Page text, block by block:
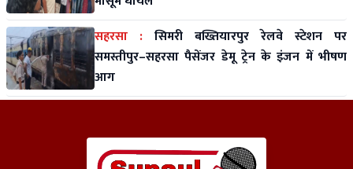
सहरसा : सिमरी बख्तियारपुर रेलवे स्टेशन पर
समस्तीपुर–सहरसा पैसेंजर डेमू ट्रेन के इंजन में भीषण
आग